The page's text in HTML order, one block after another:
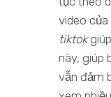
video của
tiktok
này, giúp
vẫn đảm